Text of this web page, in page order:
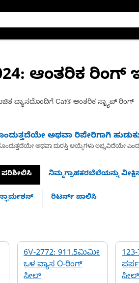
: ಆಂತರಿಕ ರಿಂಗ್
ವ್ಯಾಸದೊಂದಿಗೆ Cat® ಆಂತರಿಕ ಸ್ನ್ಯಾಪ್ ರಿಂಗ್
ಅಥವಾ ರಿಪೇರಿಗಾಗಿ
ಅಥವಾ ದುರಸ್ತಿ ಆಯ್ಕೆಗಳು ಲಭ್ಯವಿದೆಯೇ
ನಿಮ್ಮಗ್ರಾಹಕರಬೆಲೆಯನ್ನು
ರಿಟರ್ನ್ ಪಾಲಿಸಿ
6V-2772: 911.5ಮಿಮೀ
ಒಳ ವ್ಯಾಸ O-ರಿಂಗ್
ಸೀಲ್
ಸೀಲ್